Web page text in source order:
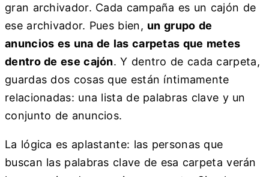
gran archivador. Cada campaña es un cajón de
ese archivador. Pues bien, un grupo de
anuncios es una de las carpetas que metes
dentro de ese cajón. Y dentro de cada carpeta,
guardas dos cosas que están íntimamente
relacionadas: una lista de palabras clave y un
conjunto de anuncios.
La lógica es aplastante: las personas que
buscan las palabras clave de esa carpeta verán